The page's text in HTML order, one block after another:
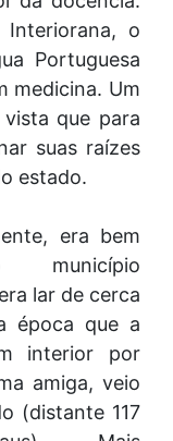
o
Portuguesa
medicina. Um
que para
suas raízes
estado.
era bem
município
lar de cerca
época que a
interior por
amiga, veio
(distante 117